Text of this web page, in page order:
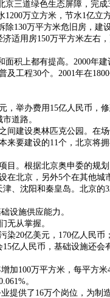
三道绿色生态屏障，完成
万立方米，节水1亿立方
130万平方米危旧房，建
适用房150万平方米左右
积上都有提高。2000年建
及工程30个。2001年在
举办费用15亿人民币，修
道路。
建设奥林匹克公园。在场
来要建设的11个，北京将
。根据北京奥申委的规划
在北京，另外5个在其他城
、沈阳和秦皇岛。北京的
设施供应能力。
从掌握。
20亿美元，170亿人民币
亿人民币，基础设施还会
100万平方米，每平方米
。
供了16万个岗位，为制